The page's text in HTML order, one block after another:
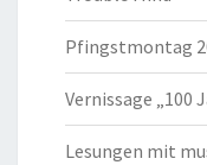
Pfingstmontag
Vernissage „100
Lesungen mit